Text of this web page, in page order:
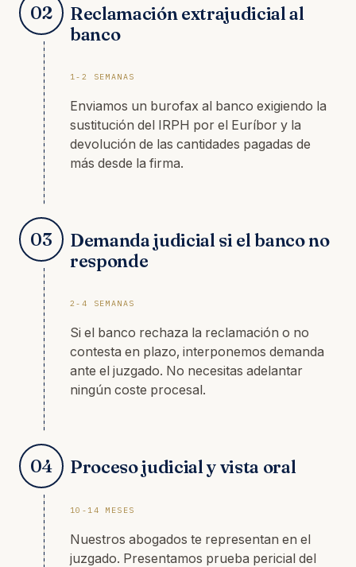
02
Reclamación extrajudicial al
banco
1-2 SEMANAS
Enviamos un burofax al banco exigiendo la
sustitución del IRPH por el Euríbor y la
devolución de las cantidades pagadas de
más desde la firma.
03
Demanda judicial si el banco no
responde
2-4 SEMANAS
Si el banco rechaza la reclamación o no
contesta en plazo, interponemos demanda
ante el juzgado. No necesitas adelantar
ningún coste procesal.
04 Proceso judicial y vista oral
10-14 MESES
Nuestros abogados te representan en el
juzgado. Presentamos prueba pericial del